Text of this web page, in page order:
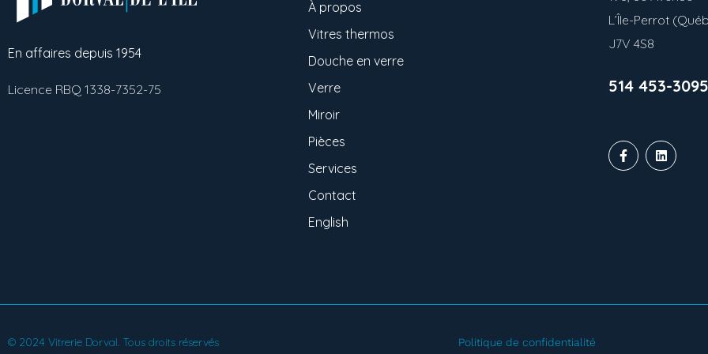
En affaires depuis 1954
Licence RBQ 1338-7352-75
À propos
Vitres thermos
Douche en verre
Verre
Miroir
Pièces
Services
Contact
English
L’Île-Perrot
J7V 4S8
514 453-3095
© 2024 Vitrerie Dorval. Tous droits réservés Politique de confidentialité